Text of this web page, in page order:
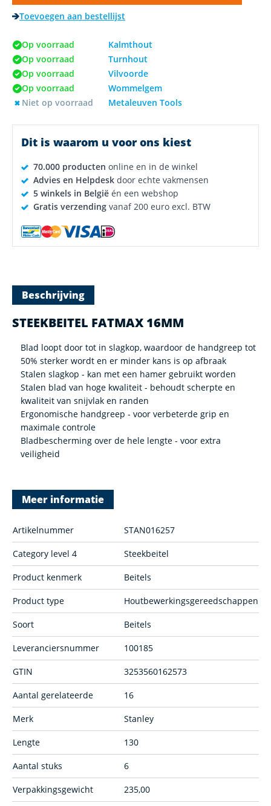
Toevoegen aan bestellijst
Op voorraad
Kalmthout
Op voorraad
Turnhout
Op voorraad
Vilvoorde
Op voorraad
Wommelgem
Niet op voorraad
Metaleuven Tools
Dit is waarom u voor ons kiest
70.000 producten online en in de winkel
Advies en Helpdesk door echte vakmensen
5 winkels in België én een webshop
Gratis verzending vanaf 200 euro excl. BTW
Beschrijving
STEEKBEITEL FATMAX 16MM
Blad loopt door tot in slagkop, waardoor de handgreep tot
50% sterker wordt en er minder kans is op afbraak
Stalen slagkop - kan met een hamer gebruikt worden
Stalen blad van hoge kwaliteit - behoudt scherpte en
kwaliteit van snijvlak en randen
Ergonomische handgreep - voor verbeterde grip en
maximale controle
Bladbescherming over de hele lengte - voor extra
veiligheid
Meer informatie
Artikelnummer STAN016257
Category level 4 Steekbeitel
Product kenmerk Beitels
Product type Houtbewerkingsgereedschappen
Soort Beitels
Leveranciersnummer 100185
GTIN 3253560162573
Aantal gerelateerde 16
Merk Stanley
Lengte 130
Aantal stuks 6
Verpakkingsgewicht 235,00